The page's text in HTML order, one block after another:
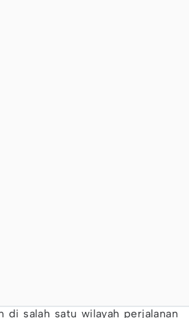
di salah satu wilayah perjalanan